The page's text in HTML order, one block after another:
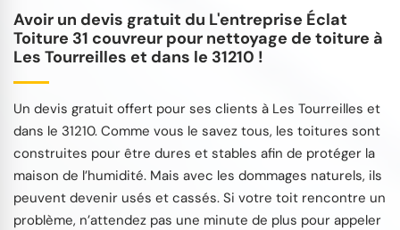
Avoir un devis gratuit du L'entreprise Éclat
Toiture 31 couvreur pour nettoyage de toiture à
Les Tourreilles et dans le 31210 !
Un devis gratuit offert pour ses clients à Les Tourreilles et
dans le 31210. Comme vous le savez tous, les toitures sont
construites pour être dures et stables afin de protéger la
maison de l’humidité. Mais avec les dommages naturels, ils
peuvent devenir usés et cassés. Si votre toit rencontre un
problème, n’attendez pas une minute de plus pour appeler